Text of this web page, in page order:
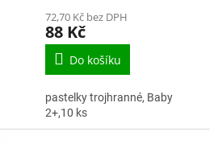
72,70 Kč bez DPH
88 Kč
Do košíku
pastelky trojhranné, Baby
2+,10 ks